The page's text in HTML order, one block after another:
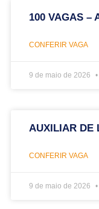
100 VAGAS –
CONFERIR VAGA
9 de maio de 2026
AUXILIAR DE
CONFERIR VAGA
9 de maio de 2026